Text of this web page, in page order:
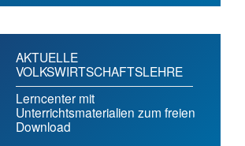
AKTUELLE
VOLKSWIRTSCHAFTSLEHRE
Lerncenter mit
Unterrichtsmaterialien zum freien
Download